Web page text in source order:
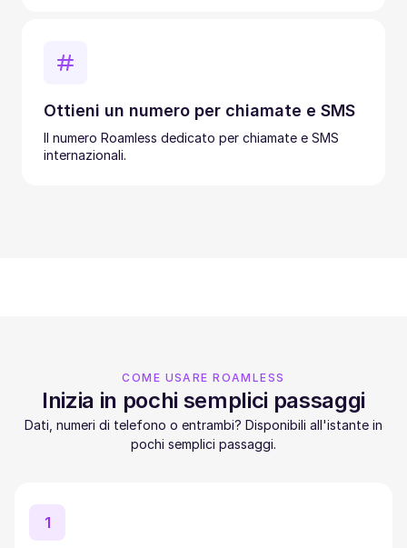
Ottieni un numero per chiamate e SMS
Il numero Roamless dedicato per chiamate e SMS
internazionali.
COME USARE ROAMLESS
Inizia in pochi semplici passaggi
Dati, numeri di telefono o entrambi? Disponibili all'istante in
pochi semplici passaggi.
1